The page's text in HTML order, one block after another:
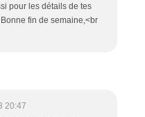
pour les détails de tes
fin de semaine,<br
20:47